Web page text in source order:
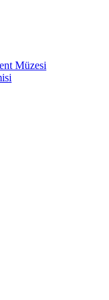
Müzesi